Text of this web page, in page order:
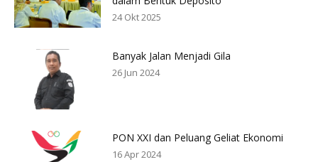
24 Okt 2025
Banyak Jalan Menjadi Gila
26 Jun 2024
PON XXI dan Peluang Geliat Ekonomi
16 Apr 2024